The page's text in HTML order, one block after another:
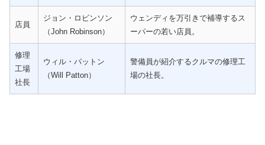
店員
ジョン・ロビンソン
（John Robinson）
ウェンディを万引きで補導するス
ーパーの若い店員。
修理
工場
社長
ウィル・パットン
（Will Patton）
警備員が紹介するクルマの修理工
場の社長。